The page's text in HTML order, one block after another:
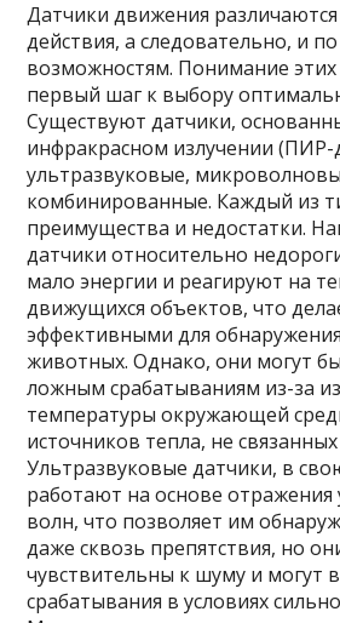
Датчики движения
действия, а следовательно, и
возможностям. Понимание этих
первый шаг к выбору
Существуют датчики,
инфракрасном излучении (ПИР-
ультразвуковые,
комбинированные. Каждый из
преимущества и недостатки.
датчики относительно
мало энергии и реагируют на
движущихся объектов, что
эффективными для
животных. Однако, они могут
ложным срабатываниям из-за
температуры окружающей
источников тепла, не
Ультразвуковые датчики, в
работают на основе отражения
волн, что позволяет им
даже сквозь препятствия, но
чувствительны к шуму и могут
срабатывания в условиях